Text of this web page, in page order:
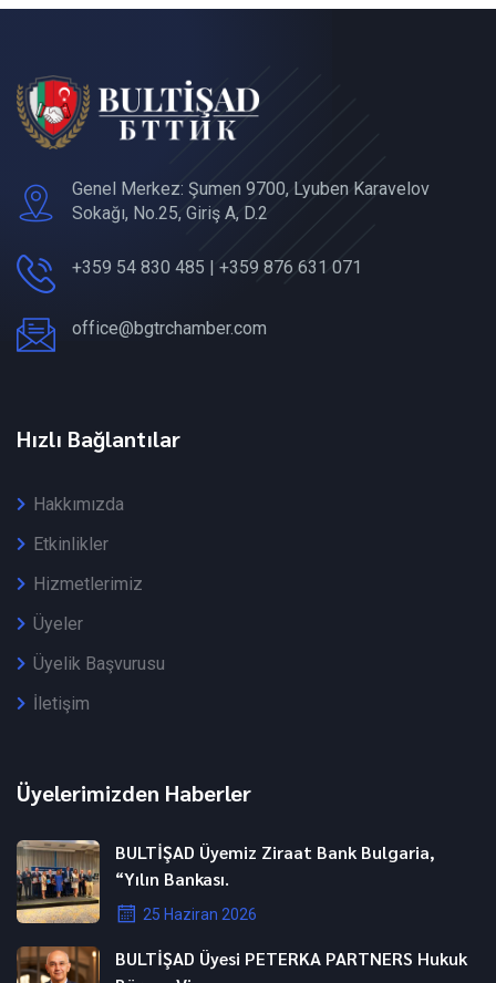
Genel Merkez: Şumen 9700, Lyuben Karavelov
Sokağı, No.25, Giriş A, D.2
+359 54 830 485 | +359 876 631 071
office@bgtrchamber.com
Hızlı Bağlantılar
Hakkımızda
Etkinlikler
Hizmetlerimiz
Üyeler
Üyelik Başvurusu
İletişim
Üyelerimizden Haberler
BULTİŞAD Üyemiz Ziraat Bank Bulgaria,
“Yılın Bankası.
25 Haziran 2026
BULTİŞAD Üyesi PETERKA PARTNERS Hukuk